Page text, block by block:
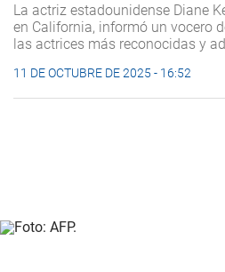
La actriz estadounidense Diane
en California, informó un vocero
las actrices más reconocidas y
11 DE OCTUBRE DE 2025 - 16:52